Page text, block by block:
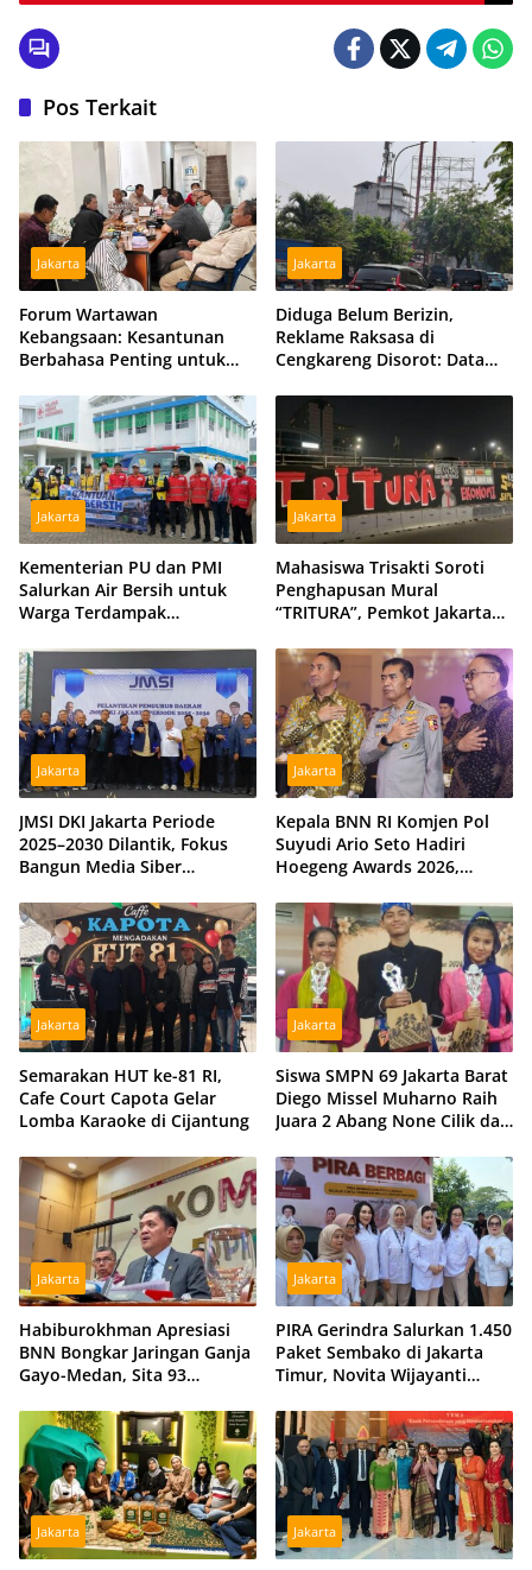
Pos Terkait
Jakarta
Forum Wartawan
Kebangsaan: Kesantunan
Berbahasa Penting untuk
Jakarta
Diduga Belum Berizin,
Reklame Raksasa di
Cengkareng Disorot: Data
Berbeda
Jakarta
Kementerian PU dan PMI
Salurkan Air Bersih untuk
Warga Terdampak
Tiga Hidran Umum
Disiagakan
Jakarta
Mahasiswa Trisakti Soroti
Penghapusan Mural
“TRITURA”, Pemkot Jakarta
Jakarta
JMSI DKI Jakarta Periode
2025–2030 Dilantik, Fokus
Bangun Media Siber
Jakarta
Kepala BNN RI Komjen Pol
Suyudi Ario Seto Hadiri
Hoegeng Awards 2026,
Sinergi dengan Polri
Jakarta
Semarakan HUT ke-81 RI,
Cafe Court Capota Gelar
Lomba Karaoke di Cijantung
Jakarta
Siswa SMPN 69 Jakarta Barat
Diego Missel Muharno Raih
Juara 2 Abang None Cilik dan
Jakarta
Habiburokhman Apresiasi
BNN Bongkar Jaringan Ganja
Gayo-Medan, Sita 93
Jakarta
PIRA Gerindra Salurkan 1.450
Paket Sembako di Jakarta
Timur, Novita Wijayanti
Prabowo
Jakarta Jakarta